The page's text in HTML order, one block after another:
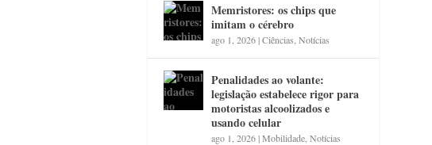
Memristores: os chips que
imitam o cérebro
ago 1, 2026|Ciências ,Notícias
Penalidades ao volante:
legislação estabelece rigor para
motoristas alcoolizados e
usando celular
ago 1, 2026|Mobilidade ,Notícias